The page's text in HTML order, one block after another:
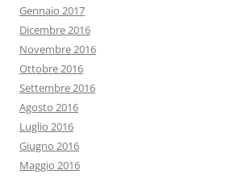
Gennaio 2017
Dicembre 2016
Novembre 2016
Ottobre 2016
Settembre 2016
Agosto 2016
Luglio 2016
Giugno 2016
Maggio 2016